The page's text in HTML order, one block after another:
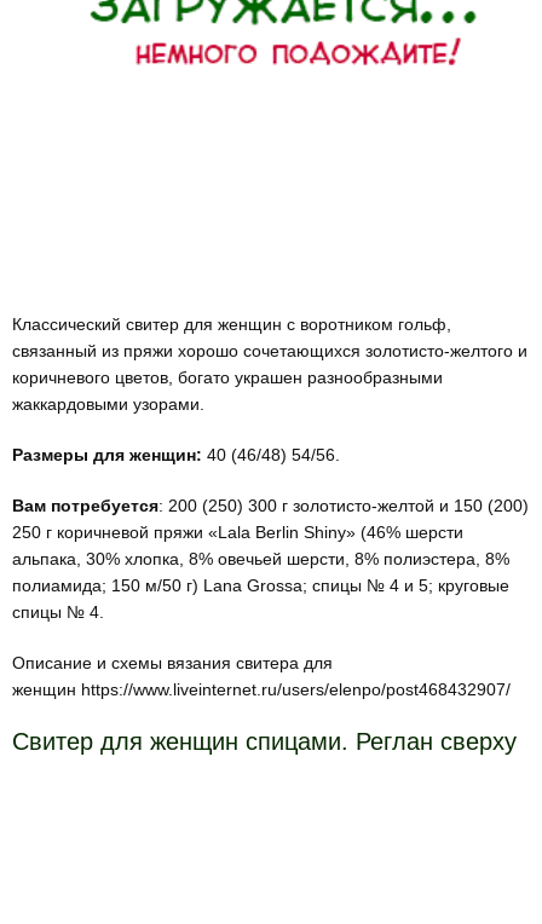
Классический свитер для женщин с воротником гольф,
связанный из пряжи хорошо сочетающихся золотисто-желтого и
коричневого цветов, богато украшен разнообразными
жаккардовыми узорами.
Размеры для женщин: 40 (46/48) 54/56.
Вам потребуется: 200 (250) 300 г золотисто-желтой и 150 (200)
250 г коричневой пряжи «Lala Berlin Shiny» (46% шерсти
альпака, 30% хлопка, 8% овечьей шерсти, 8% полиэстера, 8%
полиамида; 150 м/50 г) Lana Grossa; спицы № 4 и 5; круговые
спицы № 4.
Описание и схемы вязания свитера для
женщин https://www.liveinternet.ru/users/elenpo/post468432907/
Свитер для женщин спицами. Реглан сверху